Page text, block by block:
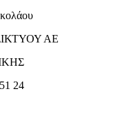
ΑΕ
24